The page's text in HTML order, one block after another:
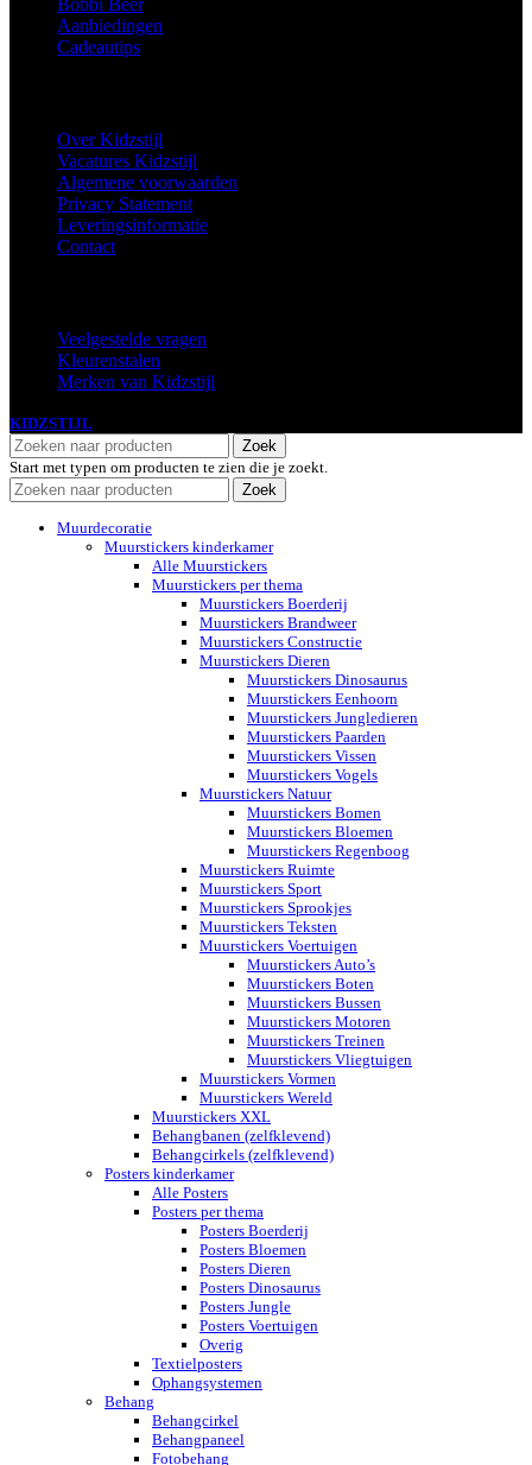
Aanbiedingen
Cadeautips
Over Kidzstijl
Vacatures Kidzstijl
Algemene voorwaarden
Privacy Statement
Leveringsinformatie
Contact
Veelgestelde vragen
Kleurenstalen
Merken van Kidzstijl
KIDZSTIJL
Zoek
Start met typen om producten te zien die je zoekt.
Zoek
Muurdecoratie
Muurstickers kinderkamer
Alle Muurstickers
Muurstickers per thema
Muurstickers Boerderij
Muurstickers Brandweer
Muurstickers Constructie
Muurstickers Dieren
Muurstickers Dinosaurus
Muurstickers Eenhoorn
Muurstickers Jungledieren
Muurstickers Paarden
Muurstickers Vissen
Muurstickers Vogels
Muurstickers Natuur
Muurstickers Bomen
Muurstickers Bloemen
Muurstickers Regenboog
Muurstickers Ruimte
Muurstickers Sport
Muurstickers Sprookjes
Muurstickers Teksten
Muurstickers Voertuigen
Muurstickers Auto’s
Muurstickers Boten
Muurstickers Bussen
Muurstickers Motoren
Muurstickers Treinen
Muurstickers Vliegtuigen
Muurstickers Vormen
Muurstickers Wereld
Muurstickers XXL
Behangbanen (zelfklevend)
Behangcirkels (zelfklevend)
Posters kinderkamer
Alle Posters
Posters per thema
Posters Boerderij
Posters Bloemen
Posters Dieren
Posters Dinosaurus
Posters Jungle
Posters Voertuigen
Overig
Textielposters
Ophangsystemen
Behang
Behangcirkel
Behangpaneel
Fotobehang